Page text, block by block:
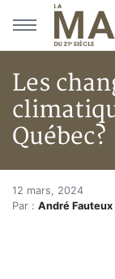
Aller au menu
Aller au contenu
Les
Québec?
Accueil
Articles
Les
Les
12 mars, 2024
Par : André Fauteux